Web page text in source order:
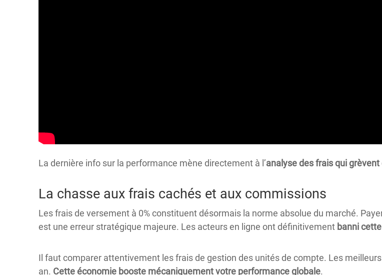
La dernière info sur la performance mène directement à l’analyse des frais qui
La chasse aux frais cachés et aux commissions
Les frais de versement à 0% constituent désormais la norme absolue du marché.
est une erreur stratégique majeure. Les acteurs en ligne ont définitivement banni
Il faut comparer attentivement les frais de gestion des unités de compte. Les
an. Cette économie booste mécaniquement votre performance globale.